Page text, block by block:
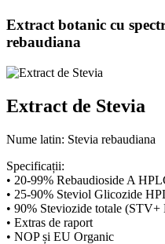
Extract botanic cu
rebaudiana
Extract de Stevia
Nume latin: Stevia rebaudiana
Specificații:
• 20-99% Rebaudioside A
• 25-90% Steviol Glicozide
• 90% Steviozide totale
• Extras de raport
• NOP și EU Organic